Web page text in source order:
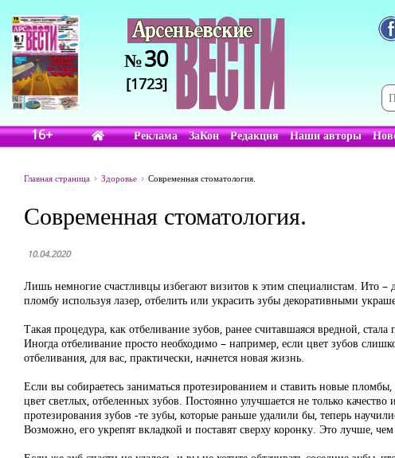
№30
[1723]
16+ Реклама ЗаКон Редакция Наши авторы
Главная страница Здоровье Современная стоматология.
Современная стоматология.
10.04.2020
Лишь немногие счастливцы избегают визитов к этим специалистам. Ито
пломбу используя лазер, отбелить или украсить зубы декоративными
Такая процедура, как отбеливание зубов, ранее считавшаяся вредной,
Иногда отбеливание просто необходимо – например, если цвет зубов
отбеливания, для вас, практически, начнется новая жизнь.
Если вы собираетесь заниматься протезированием и ставить новые
цвет светлых, отбеленных зубов. Постоянно улучшается не только
протезирования зубов -те зубы, которые раньше удалили бы, теперь
Возможно, его укрепят вкладкой и поставят сверху коронку. Это лучше,